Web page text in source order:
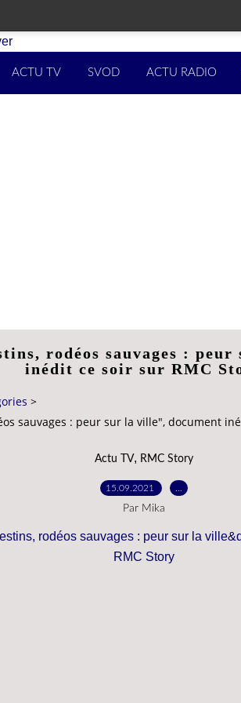
ACTU TV SVOD ACTU RADIO
rodéos sauvages :
inédit ce soir sur RMC
>
sauvages : peur sur la ville", document
Actu TV, RMC Story
15.09.2021
Par Mika